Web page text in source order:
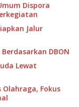
Dispora
Jalur
DBON
Lewat
Fokus